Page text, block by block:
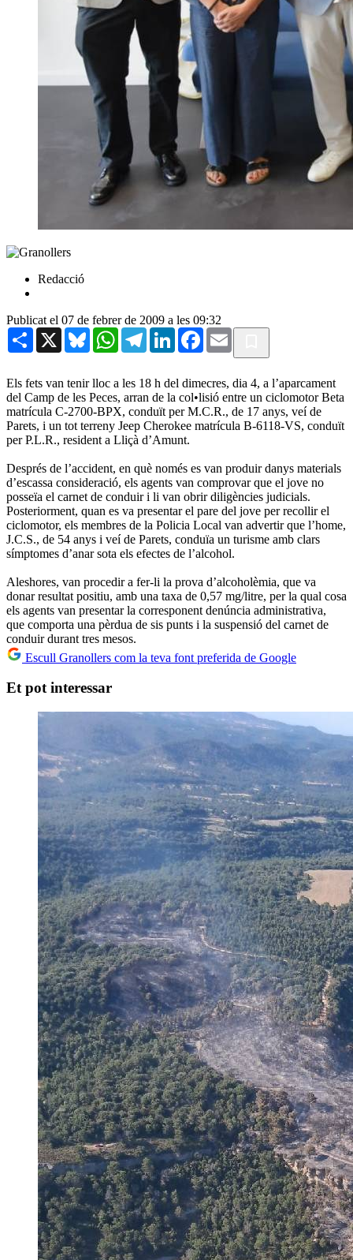
Redacció
Publicat el 07 de febrer de 2009 a les 09:32
Share X BlueskyWhatsAppTelegramLinkedInFacebook
Email
Els fets van tenir lloc a les 18 h del dimecres, dia 4, a l’aparcament
del Camp de les Peces, arran de la col•lisió entre un ciclomotor Beta
matrícula C-2700-BPX, conduït per M.C.R., de 17 anys, veí de
Parets, i un tot terreny Jeep Cherokee matrícula B-6118-VS, conduït
per P.L.R., resident a Lliçà d’Amunt.
Després de l’accident, en què només es van produir danys materials
d’escassa consideració, els agents van comprovar que el jove no
posseïa el carnet de conduir i li van obrir diligències judicials.
Posteriorment, quan es va presentar el pare del jove per recollir el
ciclomotor, els membres de la Policia Local van advertir que l’home,
J.C.S., de 54 anys i veí de Parets, conduïa un turisme amb clars
símptomes d’anar sota els efectes de l’alcohol.
Aleshores, van procedir a fer-li la prova d’alcoholèmia, que va
donar resultat positiu, amb una taxa de 0,57 mg/litre, per la qual cosa
els agents van presentar la corresponent denúncia administrativa,
que comporta una pèrdua de sis punts i la suspensió del carnet de
conduir durant tres mesos.
Escull Granollers com la teva font preferida de Google
Et pot interessar